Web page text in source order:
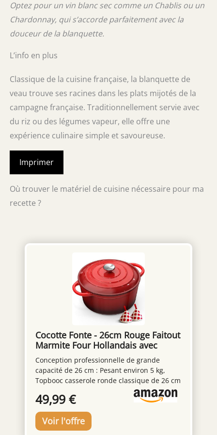
Optez pour un vin blanc sec comme un Chablis ou un
Chardonnay, qui s’accorde parfaitement avec la
douceur de la blanquette.
L’info en plus
Classique de la cuisine française, la blanquette de
veau trouve ses racines dans les plats mijotés de la
campagne française. Traditionnellement servie avec
du riz ou des légumes vapeur, elle offre une
expérience culinaire simple et savoureuse.
Imprimer
Où trouver le matériel de cuisine nécessaire pour ma
recette ?
Cocotte Fonte - 26cm Rouge Faitout
Marmite Four Hollandais avec
Couvercle, Topbooc 5L Dutch Oven
Émaillée Compatible Induction,
Gaz, Four, Casserole pour Braiser
Ragoûts Rôtir Pain
Conception professionnelle de grande
capacité de 26 cm : Pesant environ 5 kg,
Topbooc casserole ronde classique de 26 cm
de diamètre et de profondeur appropriée
répond aux besoins d'une famille de 3 à 5
personnes. Elle convient pour mijoter, faire
sauter, griller et autres modes de cuisson.
Une couche d'émail recouvre la paroi
49,99 €